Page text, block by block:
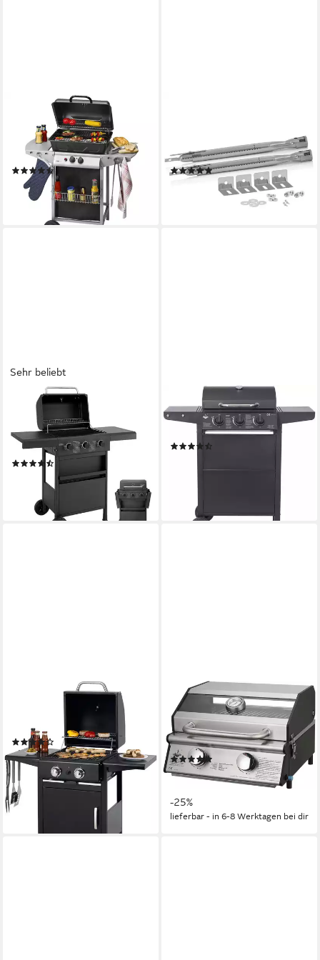
CLATRONIC
Gasgrill GG 3590, mit 2
Heizzonen für indiv.
Temperatursteuerung
99,95 €
lieferbar - in 3-4 Werktagen bei dir
Ersatzbrenner für Gasgrill
(1)
(9,98 €/ 1 Stk)
lieferbar - in 4-5 Werktagen bei dir
Sehr beliebt
TAINO
Gasgrill, COMPACT 3+0, 3
Hauptbrenner aus Edelstahl,
Piezozündung
mtl. in 12 Raten
lieferbar - in 5-6 Werktagen bei dir
EL FUEGO
Gasgrill San Jose 3 Brenner,
mit gusseisernem Grillrost
149,95 €
11,41 € mtl. in 12 Raten
lieferbar - in 6-8 Werktagen bei dir
Gasgrill MAYFIELD 2, BxTxH:
112x58x100 cm, 2-Brenner
(53)
213,79 € UVP339,00 €
19,53 €
mtl. in 12 Raten
-37%
lieferbar - in 4-5 Werktagen bei dir
EL FUEGO
Gasgrill Jesolo, 6 kW (2
Brenner je 3 kW), mit
Piezozündung
ab 149,99 € UVP199,95 €
mtl. in 12 Raten
-25%
lieferbar - in 6-8 Werktagen bei dir